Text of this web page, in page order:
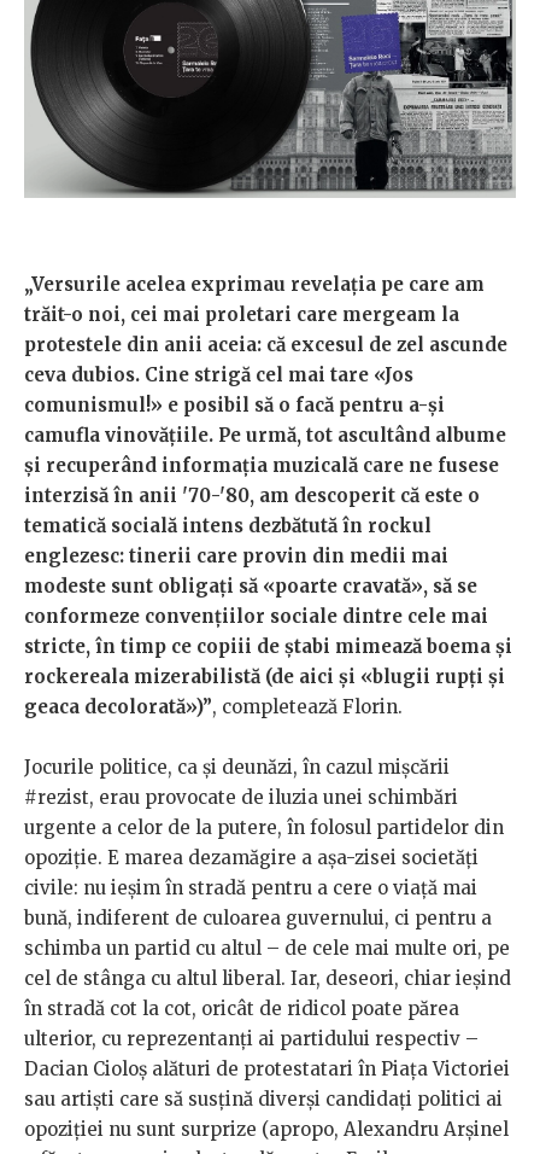
„Versurile acelea exprimau revelația pe care am
trăit-o noi, cei mai proletari care mergeam la
protestele din anii aceia: că excesul de zel ascunde
ceva dubios. Cine strigă cel mai tare «Jos
comunismul!» e posibil să o facă pentru a-și
camufla vinovățiile. Pe urmă, tot ascultând albume
și recuperând informația muzicală care ne fusese
interzisă în anii '70-'80, am descoperit că este o
tematică socială intens dezbătută în rockul
englezesc: tinerii care provin din medii mai
modeste sunt obligați să «poarte cravată», să se
conformeze convențiilor sociale dintre cele mai
stricte, în timp ce copiii de ștabi mimează boema și
rockereala mizerabilistă (de aici și «blugii rupți și
geaca decolorată»)”, completează Florin.
Jocurile politice, ca și deunăzi, în cazul mișcării
#rezist, erau provocate de iluzia unei schimbări
urgente a celor de la putere, în folosul partidelor din
opoziție. E marea dezamăgire a așa-zisei societăți
civile: nu ieșim în stradă pentru a cere o viață mai
bună, indiferent de culoarea guvernului, ci pentru a
schimba un partid cu altul – de cele mai multe ori, pe
cel de stânga cu altul liberal. Iar, deseori, chiar ieșind
în stradă cot la cot, oricât de ridicol poate părea
ulterior, cu reprezentanți ai partidului respectiv –
Dacian Cioloș alături de protestatari în Piața Victoriei
sau artiști care să susțină diverși candidați politici ai
opoziției nu sunt surprize (apropo, Alexandru Arșinel